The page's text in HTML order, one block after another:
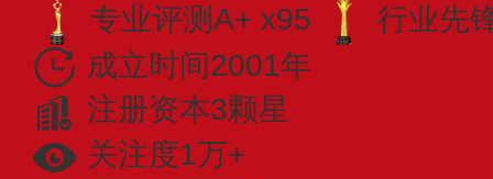
专业评测A+ x95
行业先
成立时间2001年
注册资本3颗星
关注度1万+